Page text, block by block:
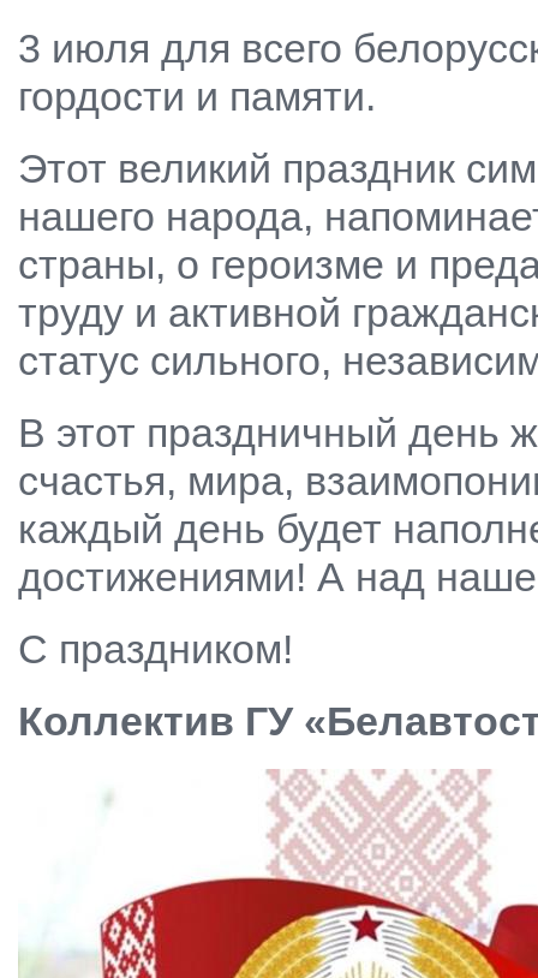
3 июля для всего
гордости и памяти.
Этот великий праздник
нашего народа,
страны, о героизме и
труду и активной
статус сильного,
В этот праздничный день
счастья, мира,
каждый день будет
достижениями! А над
С праздником!
Коллектив ГУ